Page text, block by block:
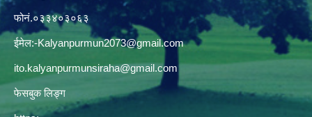
फोनं.०३३४०३०६३
ईमेल:-Kalyanpurmun2073@gmail.com
ito.kalyanpurmunsiraha@gmail.com
फेसबुक लिङ्ग